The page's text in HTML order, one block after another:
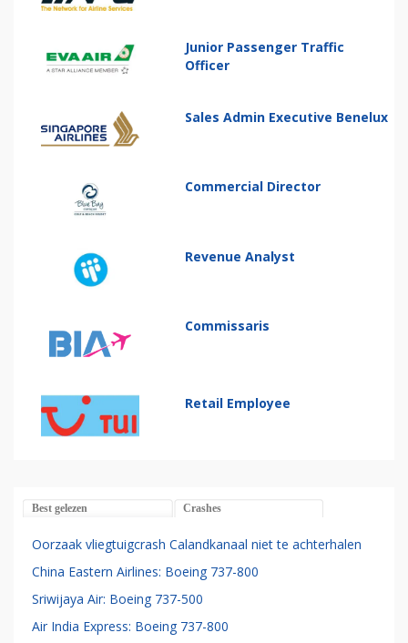
Junior Passenger Traffic
Officer
Sales Admin Executive Benelux
Commercial Director
Revenue Analyst
Commissaris
Retail Employee
Best gelezen Crashes
Oorzaak vliegtuigcrash Calandkanaal niet te achterhalen
China Eastern Airlines: Boeing 737-800
Sriwijaya Air: Boeing 737-500
Air India Express: Boeing 737-800